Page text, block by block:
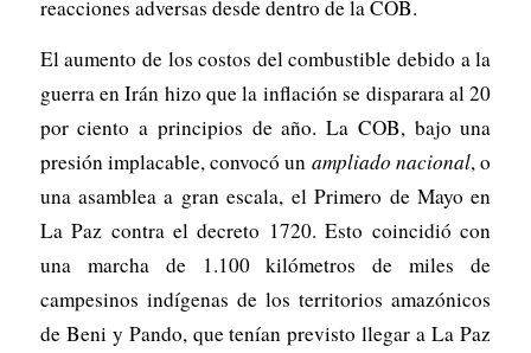
reacciones adversas desde dentro de la COB.
El aumento de los costos del combustible debido a la
guerra en Irán hizo que la inflación se disparara al 20
por ciento a principios de año. La COB, bajo una
presión implacable, convocó un ampliado nacional, o
una asamblea a gran escala, el Primero de Mayo en
La Paz contra el decreto 1720. Esto coincidió con
una marcha de 1.100 kilómetros de miles de
campesinos indígenas de los territorios amazónicos
de Beni y Pando, que tenían previsto llegar a La Paz